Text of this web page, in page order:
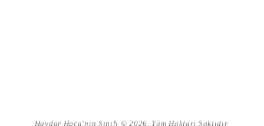
Haydar Hoca'nın Sınıfı © 2026. Tüm Hakları Saklıdır.